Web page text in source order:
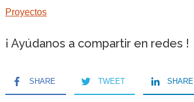
Proyectos
¡ Ayúdanos a compartir en redes !
SHARE TWEET SHARE